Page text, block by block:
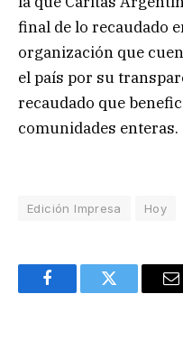
final de lo recaudado
organización que
el país por su
recaudado que
comunidades enteras.
Edición Impresa Hoy
FacebookTwitter